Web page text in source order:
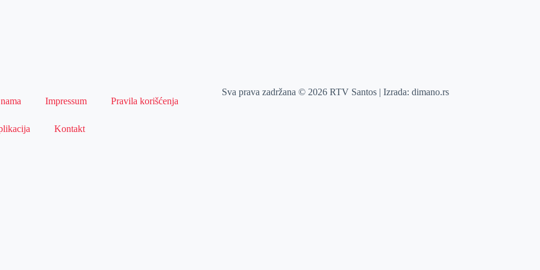
Impressum Pravila korišćenja
Kontakt
Sva prava zadržana © 2026 RTV Santos | Izrada:dimano.rs